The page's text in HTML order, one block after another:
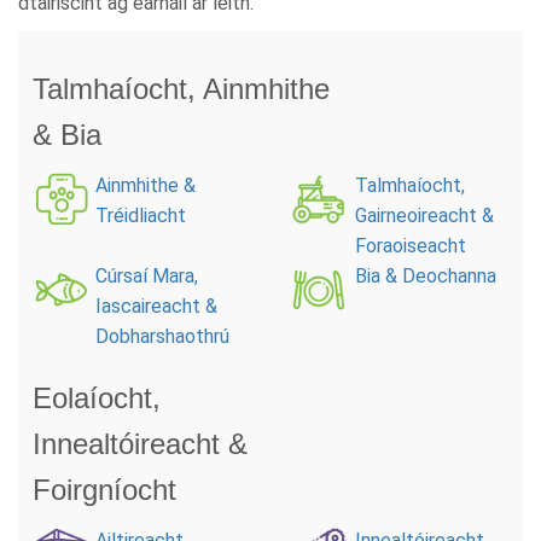
Talmhaíocht, Ainmhithe
& Bia
Ainmhithe &
Tréidliacht
Talmhaíocht,
Gairneoireacht &
Foraoiseacht
Cúrsaí Mara,
Iascaireacht &
Dobharshaothrú
Bia & Deochanna
Eolaíocht,
Innealtóireacht &
Foirgníocht